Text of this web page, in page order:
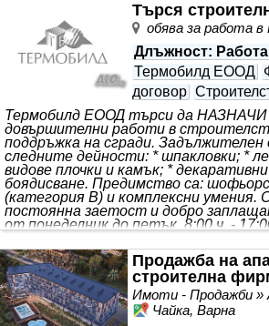
Търся
обява за работа
Длъжност:
Термобилд ЕООД
договор
Термобилд ЕООД търси да НАЗНАЧИ
довършителни работи в
поддръжка на сгради.
следните дейности: * шпакловки; *
видове плочки и камък; *
боядисване. Предимство са:
(категория В) и комплексни умения.
постоянна заетост и добро
от понеделник до петък, 8:00 ч. -
посочения телефон в обявата.
Продажба на
строителна
Имоти - Продажби
Чайка, Варна